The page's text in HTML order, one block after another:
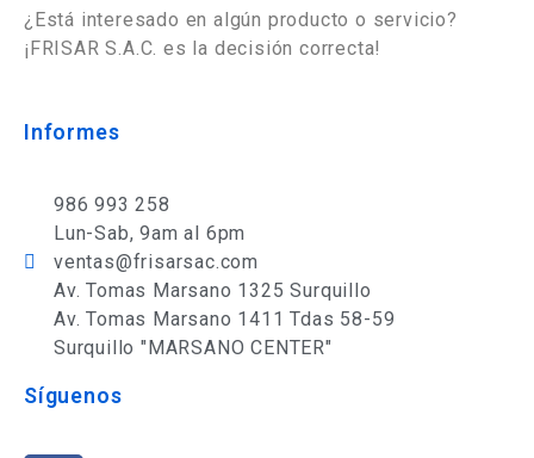
¿Está interesado en algún producto o servicio?
¡FRISAR S.A.C. es la decisión correcta!
Informes
986 993 258
Lun-Sab, 9am al 6pm
ventas@frisarsac.com
Av. Tomas Marsano 1325 Surquillo
Av. Tomas Marsano 1411 Tdas 58-59
Surquillo "MARSANO CENTER"
Síguenos